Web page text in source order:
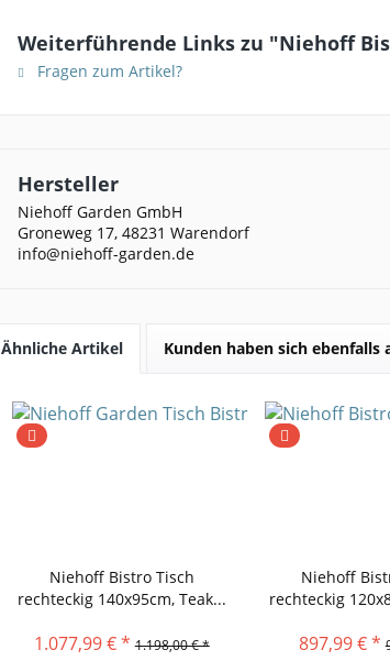
Weiterführende Links zu "Niehoff
Fragen zum Artikel?
Hersteller
Niehoff Garden GmbH
Groneweg 17, 48231 Warendorf
info@niehoff-garden.de
Ähnliche Artikel Kunden haben sich ebenfalls
Niehoff Bistro Tisch
rechteckig 140x95cm, Teak...
1.077,99 € * 1.198,00 € *
Niehoff
rechteckig
897,99 € *